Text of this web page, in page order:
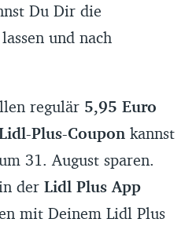
Du Dir die
und nach
regulär 5,95 Euro
Plus-Couponkannst
31. August sparen.
der Lidl Plus App
mit Deinem Lidl Plus